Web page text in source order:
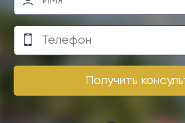
Получить